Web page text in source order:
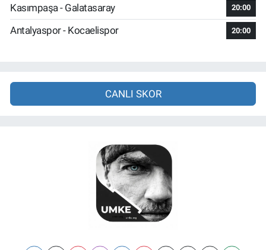
Kasımpaşa - Galatasaray 20:00
Antalyaspor - Kocaelispor 20:00
CANLI SKOR